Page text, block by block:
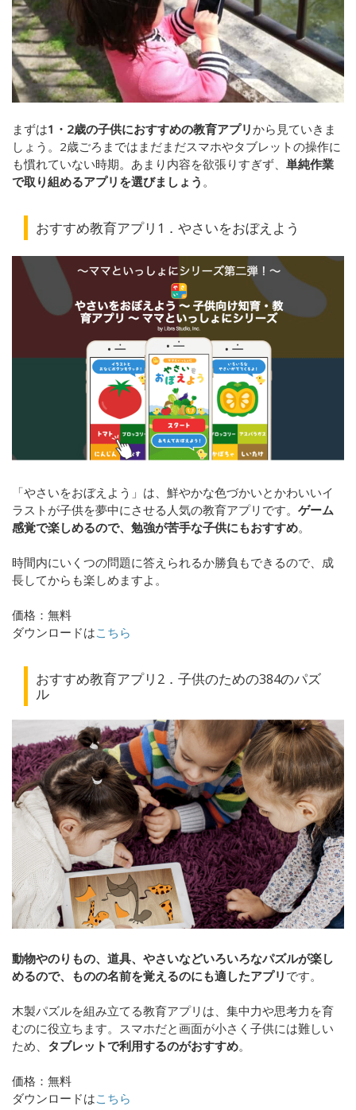
まずは1・2歳の子供におすすめの教育アプリから見ていきま
しょう。2歳ごろまではまだまだスマホやタブレットの操作に
も慣れていない時期。あまり内容を欲張りすぎず、 単純作業
で取り組めるアプリを選びましょう 。
おすすめ教育アプリ1．やさいをおぼえよう
「やさいをおぼえよう」は、鮮やかな色づかいとかわいいイ
ラストが子供を夢中にさせる人気の教育アプリです。 ゲーム
感覚で楽しめるので、勉強が苦手な子供にもおすすめ。
時間内にいくつの問題に答えられるか勝負もできるので、成
長してからも楽しめますよ。
価格：無料
ダウンロードはこちら
おすすめ教育アプリ2．子供のための384のパズ
ル
動物やのりもの、道具、やさいなどいろいろなパズルが楽し
めるので、ものの名前を覚えるのにも適したアプリ です。
木製パズルを組み立てる教育アプリは、集中力や思考力を育
むのに役立ちます。スマホだと画面が小さく子供には難しい
ため、 タブレットで利用するのがおすすめ。
価格：無料
ダウンロードはこちら